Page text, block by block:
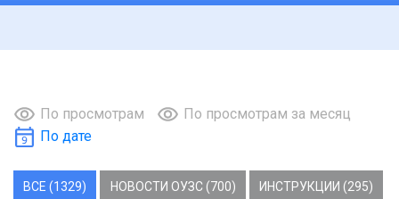
По просмотрам
По просмотрам за месяц
По дате
ВСЕ (1329) НОВОСТИ ОУЗС (700) ИНСТРУКЦИИ (295)